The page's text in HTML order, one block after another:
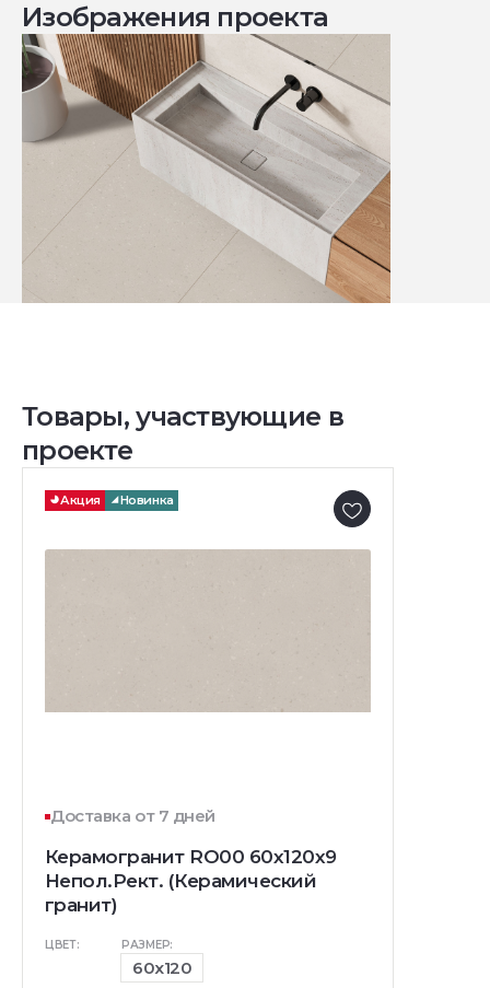
Изображения проекта
Товары, участвующие в
проекте
Акция Новинка
Доставка от 7 дней
Керамогранит RO00 60x120x9
Непол.Рект. (Керамический
гранит)
ЦВЕТ: РАЗМЕР:
60x120